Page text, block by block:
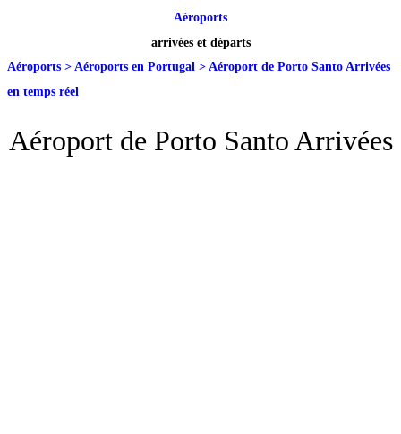
Aéroports
arrivées et départs
Aéroports > Aéroports en Portugal > Aéroport de Porto Santo Arrivées
en temps réel
Aéroport de Porto Santo Arrivées